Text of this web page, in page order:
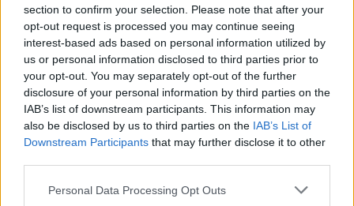
section to confirm your selection. Please note that after your
opt-out request is processed you may continue seeing
interest-based ads based on personal information utilized by
us or personal information disclosed to third parties prior to
your opt-out. You may separately opt-out of the further
disclosure of your personal information by third parties on the
IAB’s list of downstream participants. This information may
also be disclosed by us to third parties on the IAB’s List of
Downstream Participants that may further disclose it to other
Please note that this website/app uses one or more Google
Personal Data Processing Opt Outs